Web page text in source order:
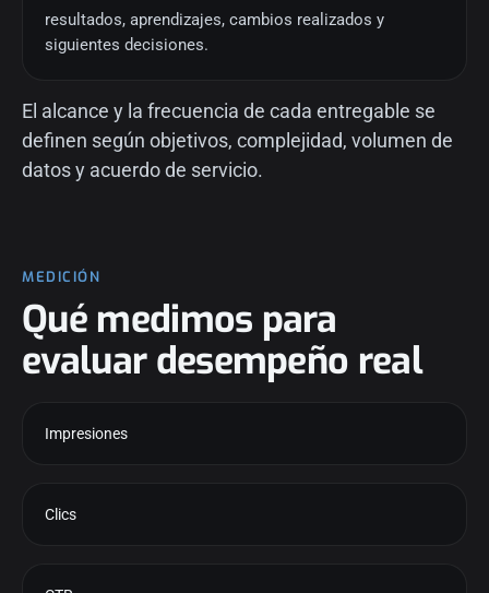
resultados, aprendizajes, cambios realizados y
siguientes decisiones.
El alcance y la frecuencia de cada entregable se
definen según objetivos, complejidad, volumen de
datos y acuerdo de servicio.
MEDICIÓN
Qué medimos para
evaluar desempeño real
Impresiones
Clics